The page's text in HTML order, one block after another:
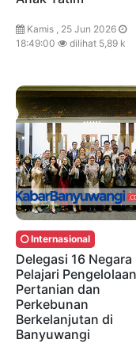
Kamis , 25 Jun 2026
18:49:00
dilihat 5,89 k
Internasional
Delegasi 16 Negara
Pelajari Pengelolaan
Pertanian dan
Perkebunan
Berkelanjutan di
Banyuwangi